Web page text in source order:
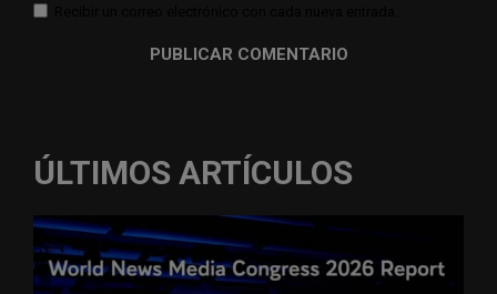
ÚLTIMOS ARTÍCULOS